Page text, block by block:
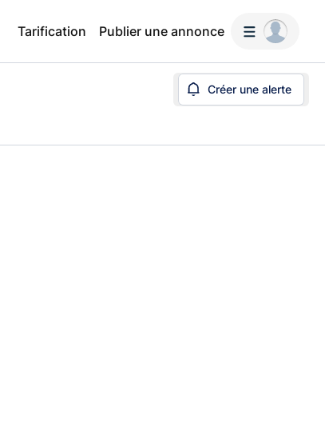
Tarification Publier une annonce
Créer une alerte